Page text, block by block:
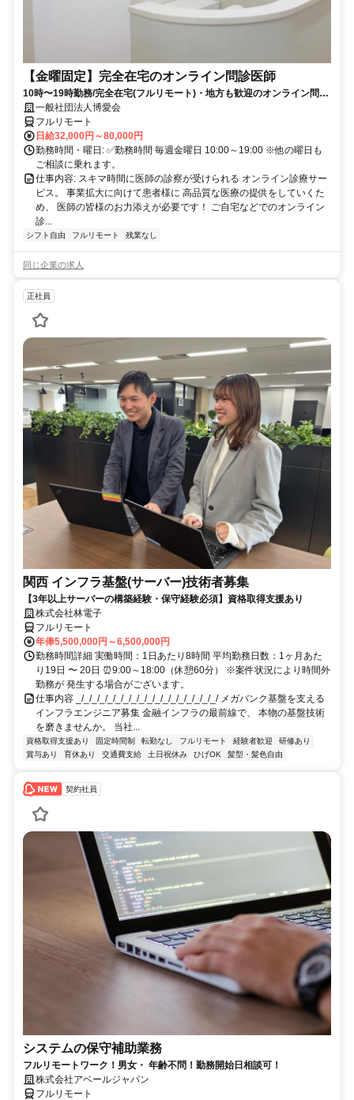
【金曜固定】完全在宅のオンライン問診医師
10時〜19時勤務/完全在宅(フルリモート)・地方も歓迎のオンライン問診
業務一般社団法人博愛会
フルリモート
日給32,000円～80,000円
勤務時間・曜日: ✅勤務時間 毎週金曜日 10:00～19:00 ※他の曜日も
ご相談に乗れます。
仕事内容: スキマ時間に医師の診察が受けられる オンライン診療サー
ビス。 事業拡大に向けて患者様に 高品質な医療の提供をしていくた
め、 医師の皆様のお力添えが必要です！ ご自宅などでのオンライン
診...
シフト自由 フルリモート 残業なし
同じ企業の求人
正社員
関西 インフラ基盤(サーバー)技術者募集
【3年以上サーバーの構築経験・保守経験必須】資格取得支援あり
株式会社林電子
フルリモート
年俸5,500,000円～6,500,000円
勤務時間詳細 実働時間：1日あたり8時間 平均勤務日数：1ヶ月あた
り19日 〜 20日 ⏰9:00～18:00（休憩60分） ※案件状況により時間外
勤務が 発生する場合がございます。
仕事内容 _/_/_/_/_/_/_/_/_/_/_/_/_/_/_/_/_/_/ メガバンク基盤を支える
インフラエンジニア募集 金融インフラの最前線で、 本物の基盤技術
を磨きませんか。 当社...
資格取得支援あり 固定時間制 転勤なし フルリモート 経験者歓迎
研修あり
賞与あり
育休あり 交通費支給 土日祝休み ひげOK 髪型・髪色自由
契約社員
システムの保守補助業務
フルリモートワーク！男女・ 年齢不問！勤務開始日相談可！
株式会社アベールジャパン
フルリモート